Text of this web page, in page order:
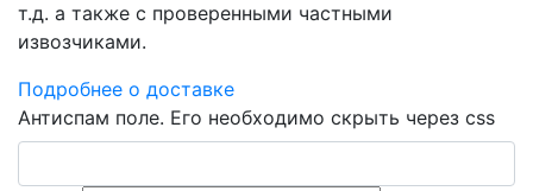
т.д. а также с проверенными частными
извозчиками.
Подробнее о доставке
Антиспам поле. Его необходимо скрыть через css